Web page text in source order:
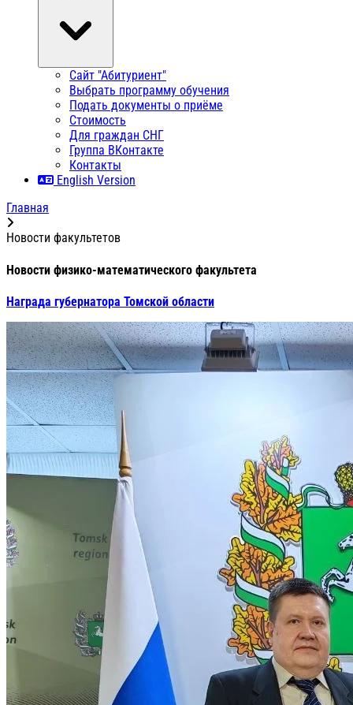
Сайт "Абитуриент"
Выбрать программу обучения
Подать документы о приёме
Стоимость
Для граждан СНГ
Группа ВКонтакте
Контакты
English Version
Главная
Новости факультетов
Новости физико-математического факультета
Награда губернатора Томской области